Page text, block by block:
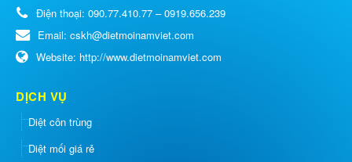
Điện thoại: 090.77.410.77 – 0919.656.239
Email: cskh@dietmoinamviet.com
Website: http://www.dietmoinamviet.com
DỊCH VỤ
Diệt côn trùng
Diệt mối giá rẻ